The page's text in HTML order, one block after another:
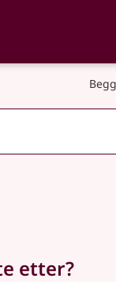
etter?